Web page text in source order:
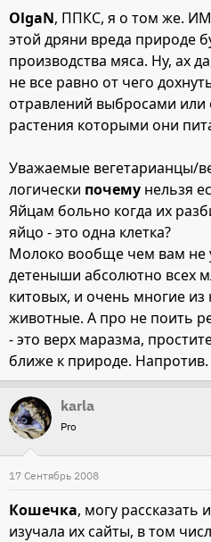
OlgaN, ППКС, я о том же.
этой дряни вреда природе
производства мяса. Ну, ах
не все равно от чего
отравлений выбросами или
растения которыми они
Уважаемые вегетарианцы/
логически почему нельзя
Яйцам больно когда их
яйцо - это одна клетка?
Молоко вообще чем вам не
детеныши абсолютно всех
китовых, и очень многие из
животные. А про не поить
- это верх маразма,
ближе к природе. Напротив.
karla
Pro
17 Сентябрь 2008
Кошечка, могу рассказать
изучала их сайты, в том